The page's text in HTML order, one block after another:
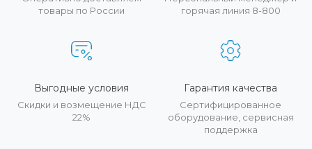
товары по России
горячая линия 8-800
Выгодные условия
Скидки и возмещение НДС
22%
Гарантия качества
Сертифицированное
оборудование, сервисная
поддержка